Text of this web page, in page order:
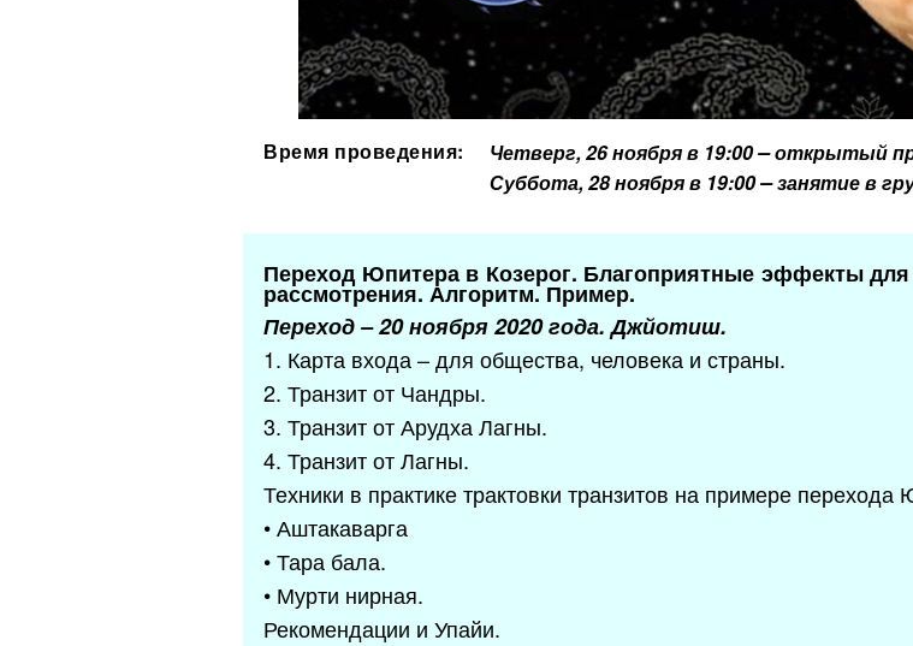
Время проведения: Четверг, 26 ноября в 19:00–открытый
Суббота, 28 ноября в 19:00–занятие в
Переход Юпитера в Козерог. Благоприятные эффекты
рассмотрения. Алгоритм. Пример.
Переход – 20 ноября 2020 года. Джйотиш.
1. Карта входа – для общества, человека и страны.
2. Транзит от Чандры.
3. Транзит от Арудха Лагны.
4. Транзит от Лагны.
Техники в практике трактовки транзитов на примере перехода
• Аштакаварга
• Тара бала.
• Мурти нирная.
Рекомендации и Упайи.